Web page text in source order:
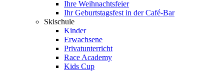
Ihre Weihnachtsfeier
Ihr Geburtstagsfest in der Café-Bar
Skischule
Kinder
Erwachsene
Privatunterricht
Race Academy
Kids Cup